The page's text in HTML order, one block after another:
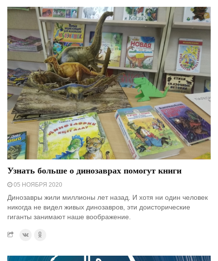
Узнать больше о динозаврах помогут книги
05 НОЯБРЯ 2020
Динозавры жили миллионы лет назад. И хотя ни один человек
никогда не видел живых динозавров, эти доисторические
гиганты занимают наше воображение.